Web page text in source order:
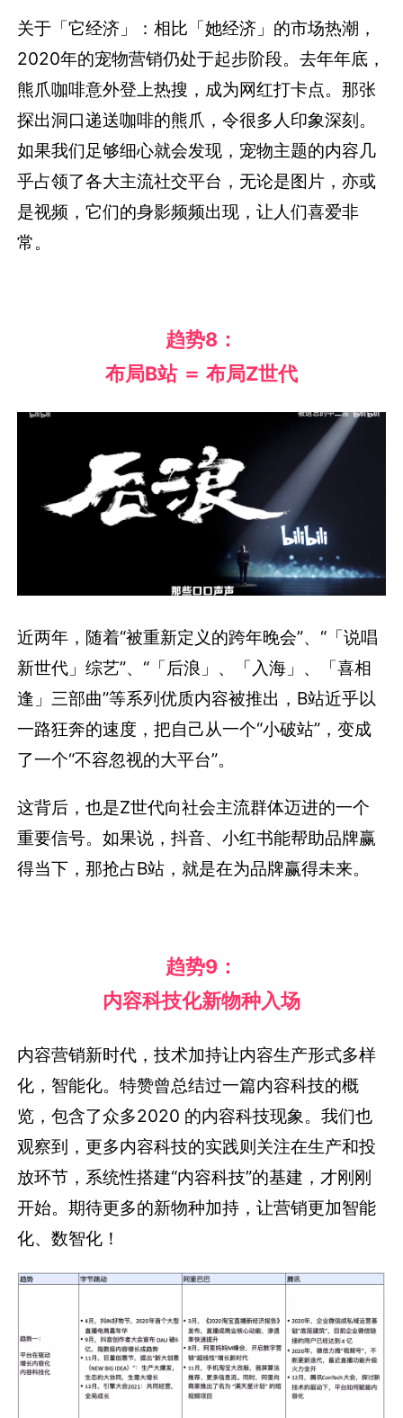
关于「它经济」：相比「她经济」的市场热潮，
2020年的宠物营销仍处于起步阶段。去年年底，
熊爪咖啡意外登上热搜，成为网红打卡点。那张
探出洞口递送咖啡的熊爪，令很多人印象深刻。
如果我们足够细心就会发现，宠物主题的内容几
乎占领了各大主流社交平台，无论是图片，亦或
是视频，它们的身影频频出现，让人们喜爱非
常。
趋势8：
布局B站 ＝ 布局Z世代
近两年，随着“被重新定义的跨年晚会”、“「说唱
新世代」综艺”、“「后浪」、「入海」、「喜相
逢」三部曲”等系列优质内容被推出，B站近乎以
一路狂奔的速度，把自己从一个“小破站”，变成
了一个“不容忽视的大平台”。
这背后，也是Z世代向社会主流群体迈进的一个
重要信号。如果说，抖音、小红书能帮助品牌赢
得当下，那抢占B站，就是在为品牌赢得未来。
趋势9：
内容科技化新物种入场
内容营销新时代，技术加持让内容生产形式多样
化，智能化。特赞曾总结过一篇内容科技的概
览，包含了众多2020 的内容科技现象。我们也
观察到，更多内容科技的实践则关注在生产和投
放环节，系统性搭建“内容科技”的基建，才刚刚
开始。期待更多的新物种加持，让营销更加智能
化、数智化！